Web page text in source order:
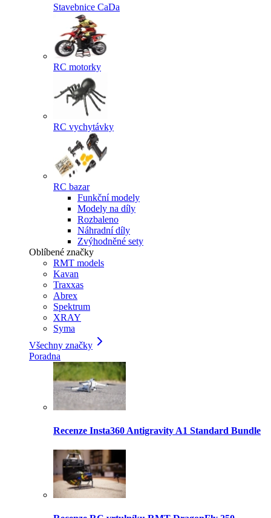
Stavebnice CaDa
RC motorky
RC vychytávky
RC bazar
Funkční modely
Modely na díly
Rozbaleno
Náhradní díly
Zvýhodněné sety
Oblíbené značky
RMT models
Kavan
Traxxas
Abrex
Spektrum
XRAY
Syma
Všechny značky
Poradna
Recenze Insta360 Antigravity A1 Standard Bundle